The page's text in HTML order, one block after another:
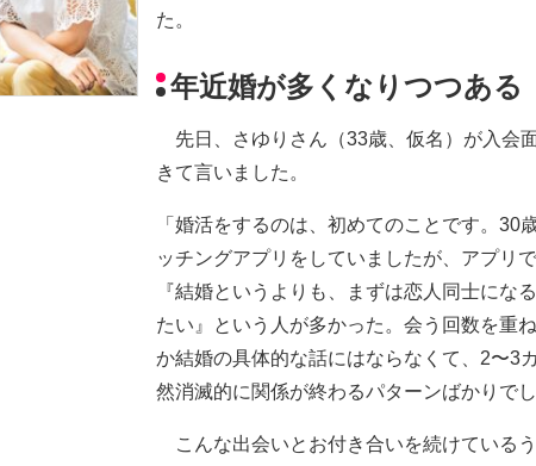
た。
年近婚が多くなりつつある
先日、さゆりさん（33歳、仮名）が入会
きて言いました。
「婚活をするのは、初めてのことです。30
ッチングアプリをしていましたが、アプリ
『結婚というよりも、まずは恋人同士にな
たい』という人が多かった。会う回数を重
か結婚の具体的な話にはならなくて、2〜3
然消滅的に関係が終わるパターンばかりでし
こんな出会いとお付き合いを続けている